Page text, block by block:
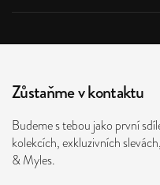
Zůstaňme v kontaktu
Budeme s tebou jako první
kolekcích, exkluzivních
& Myles.